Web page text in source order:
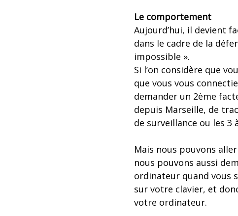
Le comportement
Aujourd’hui, il devient
dans le cadre de la
impossible ».
Si l’on considère que
que vous vous
demander un 2ème
depuis Marseille, de
de surveillance ou les 3
Mais nous pouvons
nous pouvons aussi
ordinateur quand vous
sur votre clavier, et
votre ordinateur.